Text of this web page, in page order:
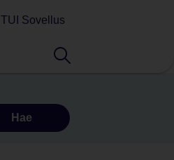
TUI Sovellus
Hae